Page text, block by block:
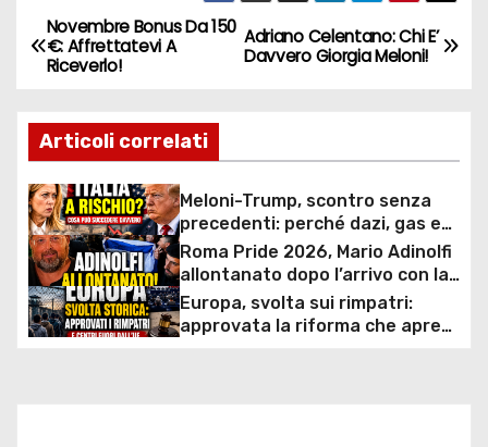
N
a
v
i
g
a
z
Adriano Celentano: Chi E’
Davvero Giorgia Meloni!
Novembre Bonus Da 150
€: Affrettatevi A
Riceverlo!
Articoli correlati
Meloni-Trump, scontro senza
precedenti: perché dazi, gas e
rapporti diplomatici possono
costare caro all’Italia
Roma Pride 2026, Mario Adinolfi
allontanato dopo l’arrivo con la
bandiera di Israele: scontro
politico e polemiche sui diritti
Europa, svolta sui rimpatri:
approvata la riforma che apre